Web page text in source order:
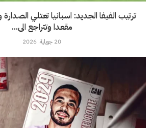
مقعدا وتتراجع الى...
20 جويلية، 2026